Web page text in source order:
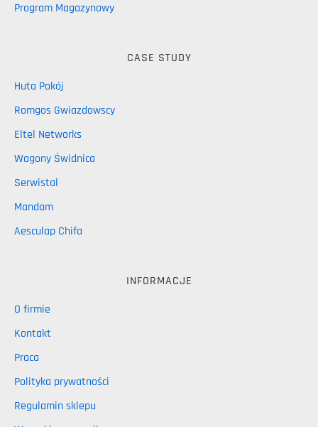
Program Magazynowy
CASE STUDY
Huta Pokój
Romgos Gwiazdowscy
Eltel Networks
Wagony Świdnica
Serwistal
Mandam
Aesculap Chifa
INFORMACJE
O firmie
Kontakt
Praca
Polityka prywatności
Regulamin sklepu